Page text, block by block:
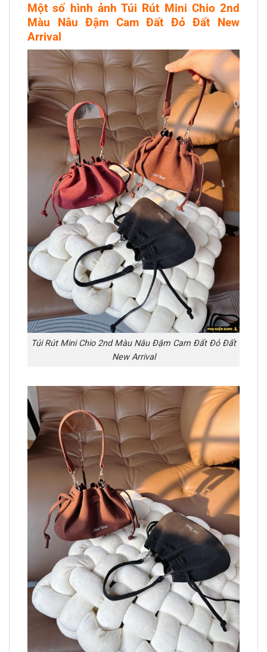
Một số hình ảnh Túi Rút Mini Chio 2nd
Màu Nâu Đậm Cam Đất Đỏ Đất New
Arrival
Túi Rút Mini Chio 2nd Màu Nâu Đậm Cam Đất Đỏ Đất
New Arrival